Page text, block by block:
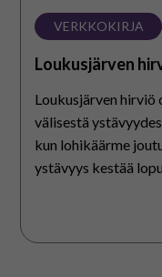
VERKKOKIRJA
Loukusjärven
Loukusjärven hirviö
välisestä
kun lohikäärme
ystävyys kestää